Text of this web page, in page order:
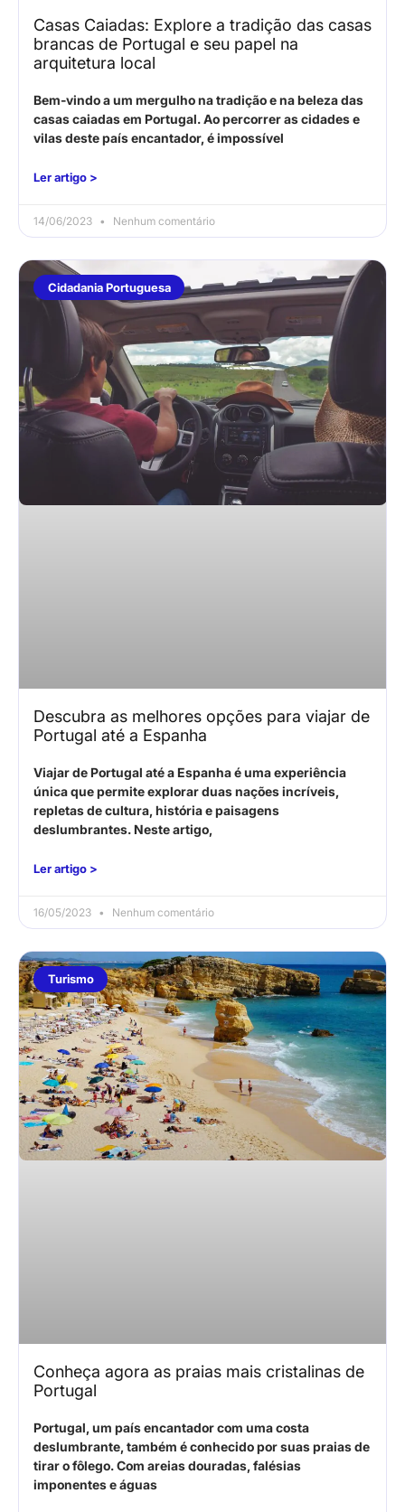
Casas Caiadas: Explore a tradição das casas
brancas de Portugal e seu papel na
arquitetura local
Bem-vindo a um mergulho na tradição e na beleza das
casas caiadas em Portugal. Ao percorrer as cidades e
vilas deste país encantador, é impossível
Ler artigo >
14/06/2023 Nenhum comentário
Cidadania Portuguesa
Descubra as melhores opções para viajar de
Portugal até a Espanha
Viajar de Portugal até a Espanha é uma experiência
única que permite explorar duas nações incríveis,
repletas de cultura, história e paisagens
deslumbrantes. Neste artigo,
Ler artigo >
16/05/2023 Nenhum comentário
Turismo
Conheça agora as praias mais cristalinas de
Portugal
Portugal, um país encantador com uma costa
deslumbrante, também é conhecido por suas praias de
tirar o fôlego. Com areias douradas, falésias
imponentes e águas